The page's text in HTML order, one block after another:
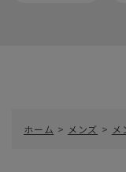
ホーム > メンズ > メ